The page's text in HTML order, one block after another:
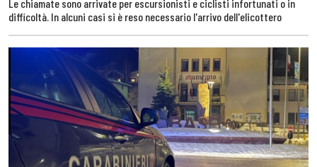
Le chiamate sono arrivate per escursionisti e ciclisti infortunati o in
difficoltà. In alcuni casi si è reso necessario l'arrivo dell'elicottero